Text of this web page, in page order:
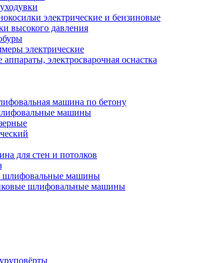
электрические и бензиновые
высокого давления
электрические
электросварочная оснастка
машина по бетону
машины
для стен и потолков
машины
шлифовальные машины